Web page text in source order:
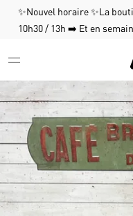
✨Nouvel horaire ✨La
10h30 / 13h ➡️ Et en